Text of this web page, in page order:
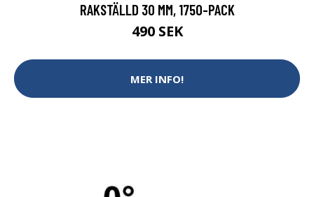
RAKSTÄLLD 30 MM, 1750-PACK
490 SEK
MER INFO!